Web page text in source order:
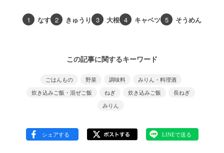
1 なす 2 きゅうり 3 大根 4 キャベツ 5 そうめん
この記事に関するキーワード
ごはんもの 野菜 調味料
みりん・料理酒
炊き込みご飯・混ぜご飯
ねぎ 炊き込みご飯
長ねぎ
みりん